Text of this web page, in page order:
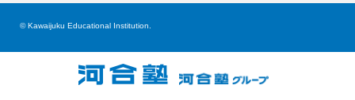
© Kawaijuku Educational Institution.